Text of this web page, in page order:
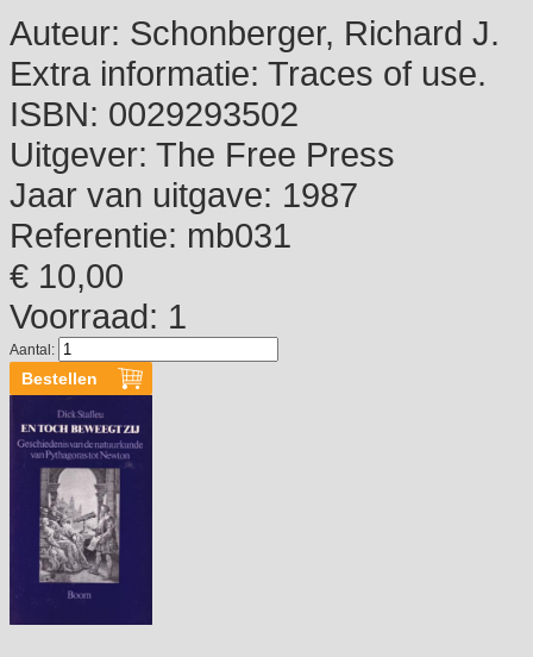
Auteur: Schonberger, Richard J.
Extra informatie: Traces of use.
ISBN: 0029293502
Uitgever: The Free Press
Jaar van uitgave: 1987
Referentie: mb031
€ 10,00
Voorraad: 1
Aantal: